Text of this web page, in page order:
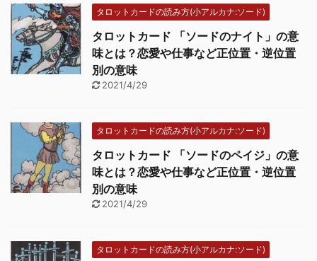
タロットカードの読み方(小アルカナ:ソード)
タロットカード 「ソードのナイト」の意
味とは？恋愛や仕事など正位置・逆位置
別の意味
2021/4/29
タロットカードの読み方(小アルカナ:ソード)
タロットカード 「ソードのペイジ」の意
味とは？恋愛や仕事など正位置・逆位置
別の意味
2021/4/29
タロットカードの読み方(小アルカナ:ソード)